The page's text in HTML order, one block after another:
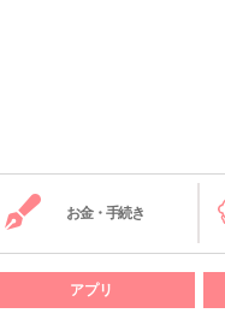
お金・手続き
アプリ